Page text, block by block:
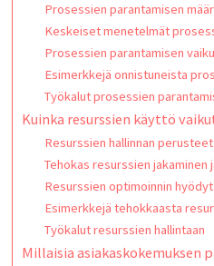
Prosessien parantamisen
Keskeiset menetelmät
Prosessien parantamisen
Esimerkkejä onnistuneista
Työkalut prosessien
Kuinka resurssien käyttö
Resurssien hallinnan perusteet
Tehokas resurssien jakaminen
Resurssien optimoinnin hyödyt
Esimerkkejä tehokkaasta
Työkalut resurssien hallintaan
Millaisia asiakaskokemuksen